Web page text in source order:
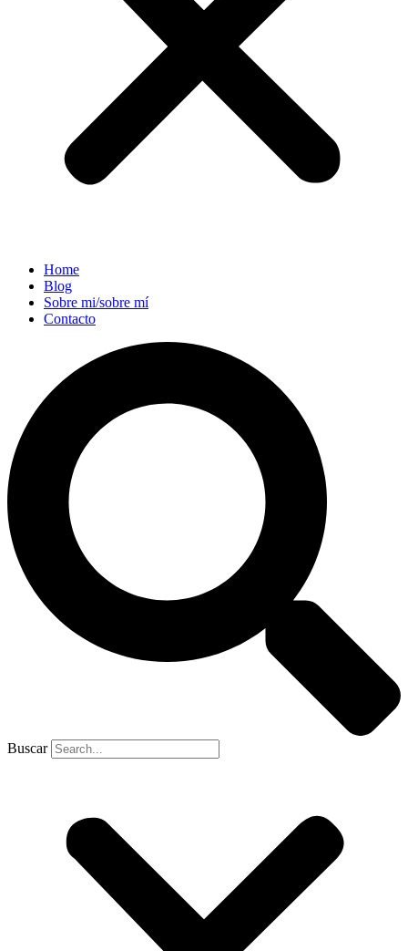
Home
Blog
Sobre mi/sobre mí
Contacto
Buscar